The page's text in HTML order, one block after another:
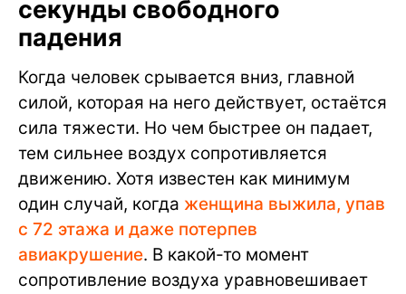
секунды свободного
падения
Когда человек срывается вниз, главной
силой, которая на него действует, остаётся
сила тяжести. Но чем быстрее он падает,
тем сильнее воздух сопротивляется
движению. Хотя известен как минимум
один случай, когда женщина выжила, упав
с 72 этажа и даже потерпев
авиакрушение. В какой-то момент
сопротивление воздуха уравновешивает